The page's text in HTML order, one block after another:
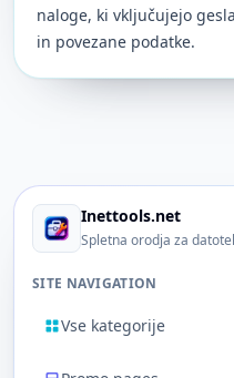
naloge, ki vključujejo
in povezane podatke.
Inettools.net
Spletna orodja za
SITE NAVIGATION
Vse kategorije